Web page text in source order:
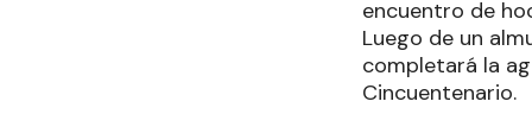
encuentro de
Luego de un
completará la
Cincuentenario.